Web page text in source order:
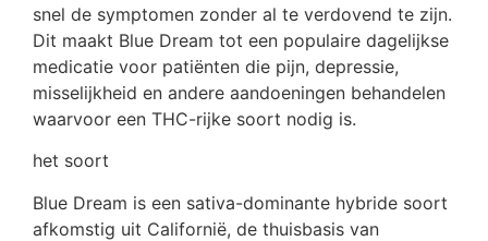
snel de symptomen zonder al te verdovend te zijn.
Dit maakt Blue Dream tot een populaire dagelijkse
medicatie voor patiënten die pijn, depressie,
misselijkheid en andere aandoeningen behandelen
waarvoor een THC-rijke soort nodig is.
het soort
Blue Dream is een sativa-dominante hybride soort
afkomstig uit Californië, de thuisbasis van